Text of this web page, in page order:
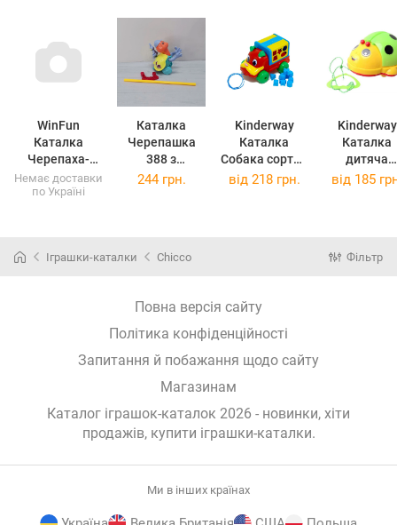
WinFun
Каталка
Черепаха-
сортер
Каталка
Черепашка
388 з
дзвіночком, у
Kinderway
Каталка
Собака сортер
28*17,5*17см
Kinderway
Каталка
дитяча
Немає доставки
по Україні
244 грн. від 218 грн. від 185
Іграшки-каталки Chicco Фільтр
Повна версія сайту
Політика конфіденційності
Запитання й побажання щодо сайту
Магазинам
Каталог іграшок-каталок 2026 - новинки, хіти
продажів, купити іграшки-каталки.
Ми в інших країнах